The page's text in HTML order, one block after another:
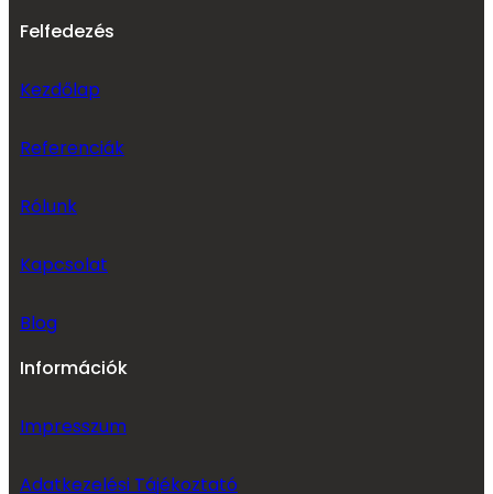
Felfedezés
Kezdőlap
Referenciák
Rólunk
Kapcsolat
Blog
Információk
Impresszum
Adatkezelési Tájékoztató